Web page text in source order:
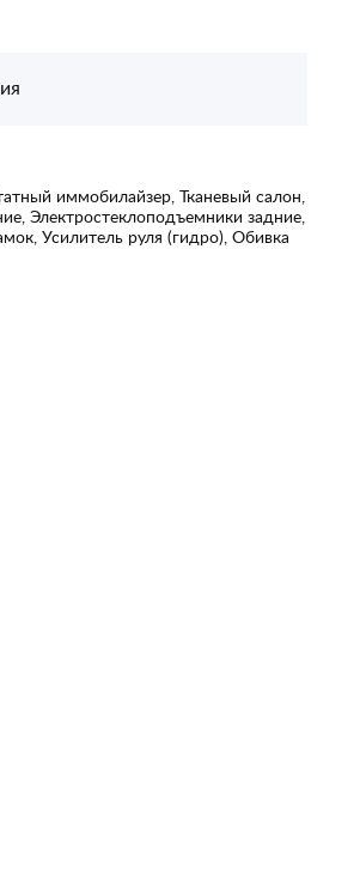
иммобилайзер, Тканевый салон,
Электростеклоподъемники задние,
Усилитель руля (гидро), Обивка